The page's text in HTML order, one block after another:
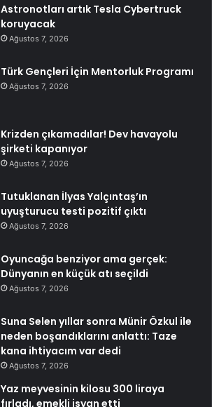
Astronotları artık Tesla Cybertruck
koruyacak
Ağustos 7, 2026
Türk Gençleri İçin Mentorluk Programı
Ağustos 7, 2026
Krizden çıkamadılar! Dev havayolu
şirketi kapanıyor
Ağustos 7, 2026
Tutuklanan İlyas Yalçıntaş’ın
uyuşturucu testi pozitif çıktı
Ağustos 7, 2026
Oyuncağa benziyor ama gerçek:
Dünyanın en küçük atı seçildi
Ağustos 7, 2026
Suna Selen yıllar sonra Münir Özkul ile
neden boşandıklarını anlattı: Taze
kana ihtiyacım var dedi
Ağustos 7, 2026
Yaz meyvesinin kilosu 300 liraya
fırladı, emekli isyan etti